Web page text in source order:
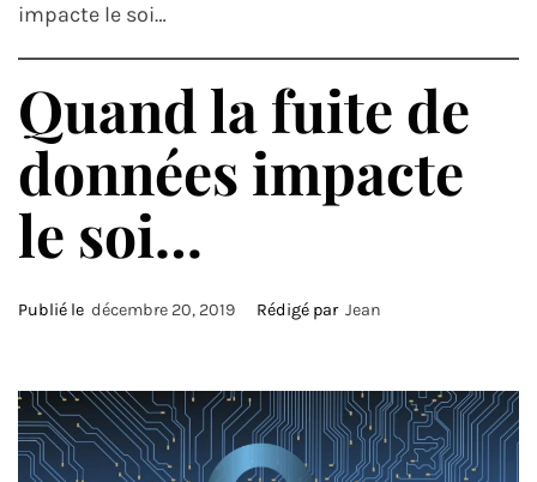
impacte le soi…
Quand la fuite de
données impacte
le soi…
Publié le décembre 20, 2019 Rédigé par Jean